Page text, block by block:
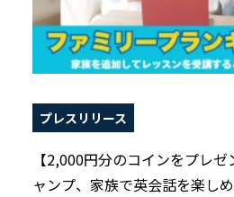
プレスリリース
【2,000円分のコインをプレ
ャンプ、家族で英会話を楽し